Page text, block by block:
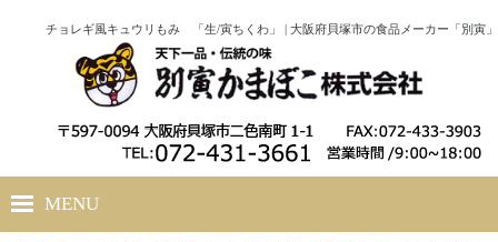
チョレギ風キュウリもみ 「生/寅ちくわ」 | 大阪府貝塚市の食品メーカー「別寅」
MENU